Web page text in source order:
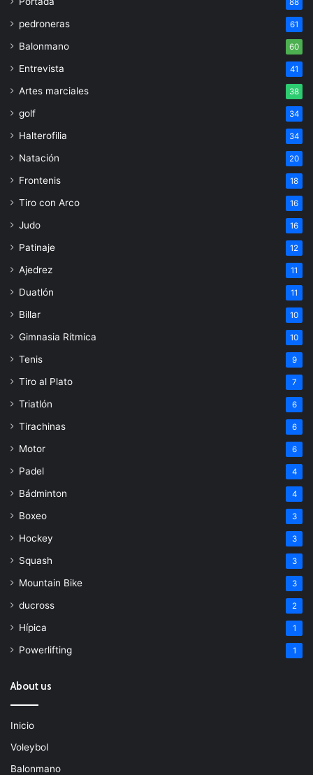
88
pedroneras 61
Balonmano 60
Entrevista 41
Artes marciales 38
golf 34
Halterofilia 34
Natación 20
Frontenis 18
Tiro con Arco 16
Judo 16
Patinaje 12
Ajedrez 11
Duatlón 11
Billar 10
Gimnasia Rítmica 10
Tenis 9
Tiro al Plato 7
Triatlón 6
Tirachinas 6
Motor 6
Padel 4
Bádminton 4
Boxeo 3
Hockey 3
Squash 3
Mountain Bike 3
ducross 2
Hípica 1
Powerlifting 1
About us
Inicio
Voleybol
Balonmano